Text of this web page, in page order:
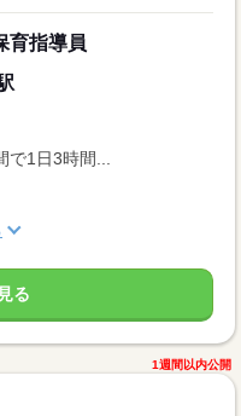
育指導員
1日3時間...
る
1週間以内公開